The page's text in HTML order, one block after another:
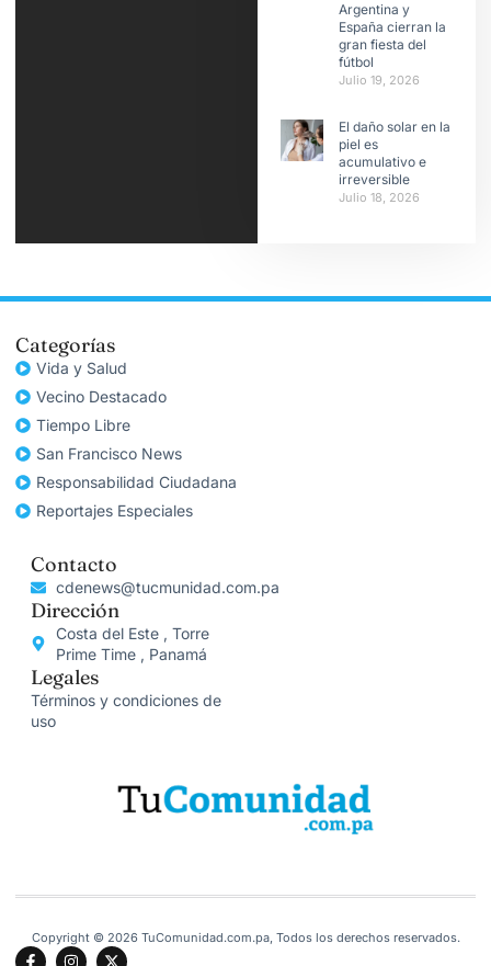
Argentina y
España cierran la
gran fiesta del
fútbol
Julio 19, 2026
El daño solar en la
piel es
acumulativo e
irreversible
Julio 18, 2026
Categorías
Vida y Salud
Vecino Destacado
Tiempo Libre
San Francisco News
Responsabilidad Ciudadana
Reportajes Especiales
Contacto
cdenews@tucmunidad.com.pa
Dirección
Costa del Este , Torre
Prime Time , Panamá
Legales
Términos y condiciones de
uso
Copyright © 2026 TuComunidad.com.pa, Todos los derechos reservados.